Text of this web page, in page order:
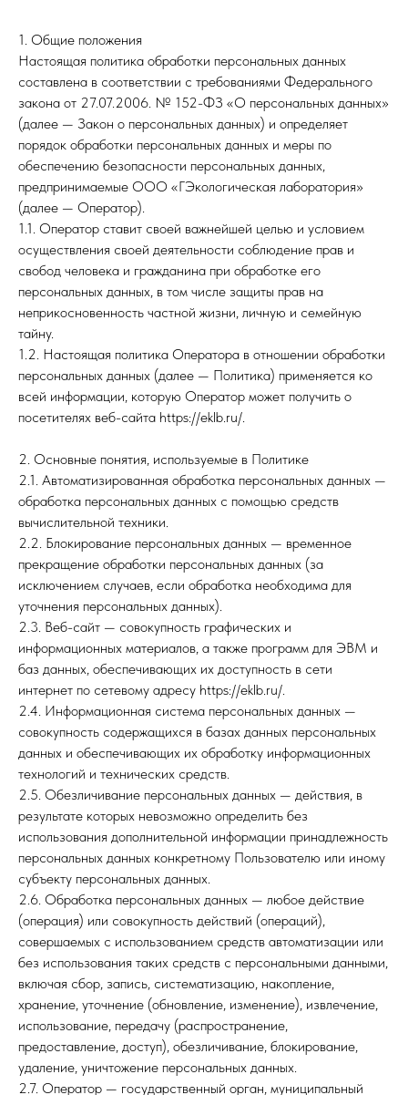
1. Общие положения
Настоящая политика обработки персональных данных
составлена в соответствии с требованиями Федерального
закона от 27.07.2006. № 152-ФЗ «О персональных данных»
(далее — Закон о персональных данных) и определяет
порядок обработки персональных данных и меры по
обеспечению безопасности персональных данных,
предпринимаемые ООО «ГЭкологическая лаборатория»
(далее — Оператор).
1.1. Оператор ставит своей важнейшей целью и условием
осуществления своей деятельности соблюдение прав и
свобод человека и гражданина при обработке его
персональных данных, в том числе защиты прав на
неприкосновенность частной жизни, личную и семейную
тайну.
1.2. Настоящая политика Оператора в отношении обработки
персональных данных (далее — Политика) применяется ко
всей информации, которую Оператор может получить о
посетителях веб-сайта https://eklb.ru/.
2. Основные понятия, используемые в Политике
2.1. Автоматизированная обработка персональных данных —
обработка персональных данных с помощью средств
вычислительной техники.
2.2. Блокирование персональных данных — временное
прекращение обработки персональных данных (за
исключением случаев, если обработка необходима для
уточнения персональных данных).
2.3. Веб-сайт — совокупность графических и
информационных материалов, а также программ для ЭВМ и
баз данных, обеспечивающих их доступность в сети
интернет по сетевому адресу https://eklb.ru/.
2.4. Информационная система персональных данных —
совокупность содержащихся в базах данных персональных
данных и обеспечивающих их обработку информационных
технологий и технических средств.
2.5. Обезличивание персональных данных — действия, в
результате которых невозможно определить без
использования дополнительной информации принадлежность
персональных данных конкретному Пользователю или иному
субъекту персональных данных.
2.6. Обработка персональных данных — любое действие
(операция) или совокупность действий (операций),
совершаемых с использованием средств автоматизации или
без использования таких средств с персональными данными,
включая сбор, запись, систематизацию, накопление,
хранение, уточнение (обновление, изменение), извлечение,
использование, передачу (распространение,
предоставление, доступ), обезличивание, блокирование,
удаление, уничтожение персональных данных.
2.7. Оператор — государственный орган, муниципальный